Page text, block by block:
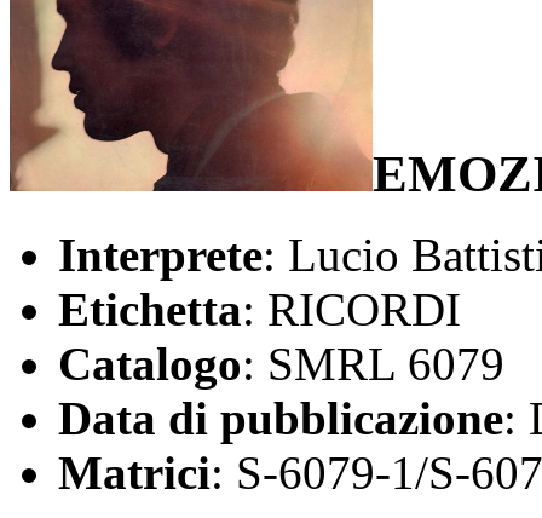
Interprete: Lucio
Etichetta: RICORDI
Catalogo: SMRL 6079
Data di pubblicazione:
Matrici: S-6079-1/S-